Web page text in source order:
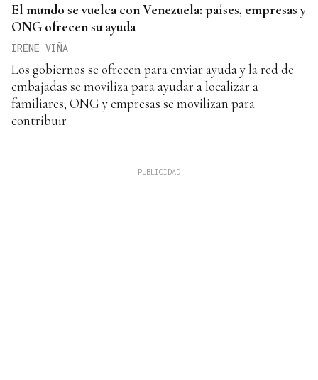
El mundo se vuelca con Venezuela: países, empresas y
ONG ofrecen su ayuda
IRENE VIÑA
Los gobiernos se ofrecen para enviar ayuda y la red de
embajadas se moviliza para ayudar a localizar a
familiares; ONG y empresas se movilizan para
contribuir